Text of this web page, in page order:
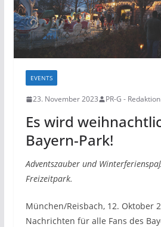
EVENTS
23. November 2023 PR-G - Redaktion
Es wird
Bayern-Park!
Adventszauber und
Freizeitpark.
München/Reisbach, 12. Oktober
Nachrichten für alle Fans des